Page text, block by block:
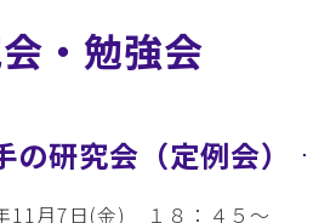
・勉強会
研究会（定例会）
月7日(金) １８：４５～